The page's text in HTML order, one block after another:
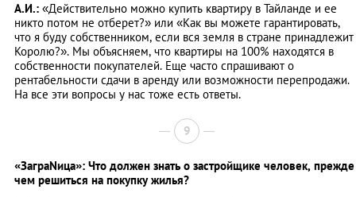
А.И.: «Действительно можно купить квартиру в Тайланде и ее
никто потом не отберет?» или «Как вы можете гарантировать,
что я буду собственником, если вся земля в стране принадлежит
Королю?». Мы объясняем, что квартиры на 100% находятся в
собственности покупателей. Еще часто спрашивают о
рентабельности сдачи в аренду или возможности перепродажи.
На все эти вопросы у нас тоже есть ответы.
9
«ЗаграNица»: Что должен знать о застройщике человек, прежде
чем решиться на покупку жилья?